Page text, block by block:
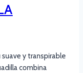
y transpirable
combina